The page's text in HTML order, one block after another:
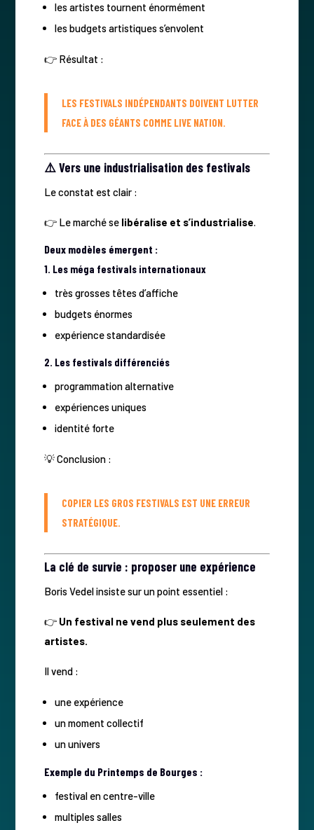
les artistes tournent énormément
les budgets artistiques s’envolent
👉 Résultat :
LES FESTIVALS INDÉPENDANTS DOIVENT LUTTER
FACE À DES GÉANTS COMME LIVE NATION.
⚠️ Vers une industrialisation des festivals
Le constat est clair :
👉 Le marché se libéralise et s’industrialise.
Deux modèles émergent :
1. Les méga festivals internationaux
très grosses têtes d’affiche
budgets énormes
expérience standardisée
2. Les festivals différenciés
programmation alternative
expériences uniques
identité forte
💡 Conclusion :
COPIER LES GROS FESTIVALS EST UNE ERREUR
STRATÉGIQUE.
La clé de survie : proposer une expérience
Boris Vedel insiste sur un point essentiel :
👉 Un festival ne vend plus seulement des
artistes.
Il vend :
une expérience
un moment collectif
un univers
Exemple du Printemps de Bourges :
festival en centre-ville
multiples salles